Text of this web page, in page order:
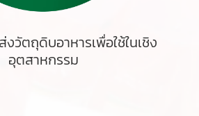
วัตถุดิบอาหารเพื่อใช้ในเชิง
อุตสาหกรรม